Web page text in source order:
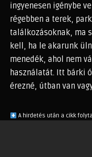
ingyenesen igénybe
régebben a terek,
találkozásoknak, ma
kell, ha le akarunk
menedék, ahol nem
használatát. Itt bárki
érezné, útban van
A hirdetés után a cikk